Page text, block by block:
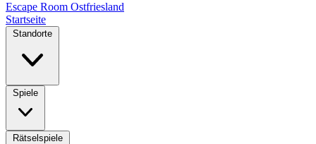
Escape Room Ostfriesland
Startseite
Standorte
Spiele
Rätselspiele